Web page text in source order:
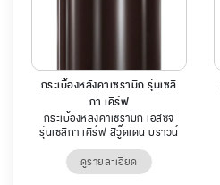
กระเบื้องหลังคาเซรามิก รุ่นเซลิ
กา เคิร์ฟ
กระเบื้องหลังคาเซรามิก เอสซีจี
รุ่นเซลิกา เคิร์ฟ สีวู๊ดเดน บราวน์
ดูรายละเอียด